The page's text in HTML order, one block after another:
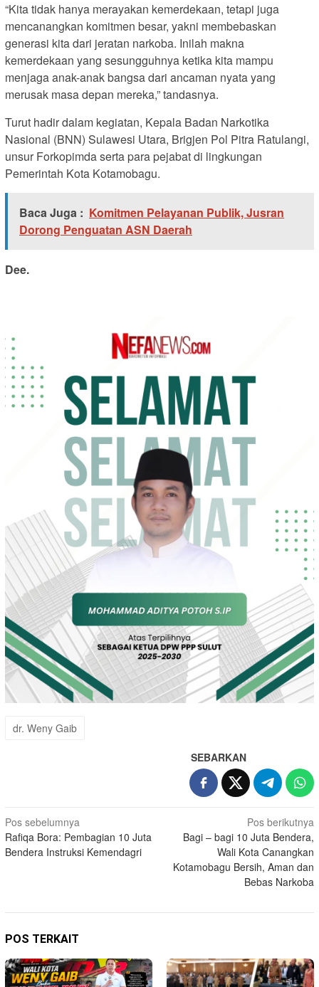
“Kita tidak hanya merayakan kemerdekaan, tetapi juga
mencanangkan komitmen besar, yakni membebaskan
generasi kita dari jeratan narkoba. Inilah makna
kemerdekaan yang sesungguhnya ketika kita mampu
menjaga anak-anak bangsa dari ancaman nyata yang
merusak masa depan mereka,” tandasnya.
Turut hadir dalam kegiatan, Kepala Badan Narkotika
Nasional (BNN) Sulawesi Utara, Brigjen Pol Pitra Ratulangi,
unsur Forkopimda serta para pejabat di lingkungan
Pemerintah Kota Kotamobagu.
Baca Juga : Komitmen Pelayanan Publik, Jusran
Dorong Penguatan ASN Daerah
Dee.
dr. Weny Gaib
SEBARKAN
Navigasi
pos
Pos sebelumnya
Rafiqa Bora: Pembagian 10 Juta
Bendera Instruksi Kemendagri
Pos berikutnya
Bagi – bagi 10 Juta Bendera,
Wali Kota Canangkan
Kotamobagu Bersih, Aman dan
Bebas Narkoba
POS TERKAIT